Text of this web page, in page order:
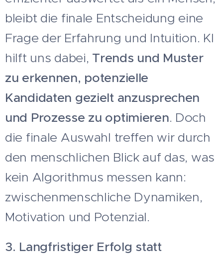
bleibt die finale Entscheidung eine
Frage der Erfahrung und Intuition. KI
hilft uns dabei, Trends und Muster
zu erkennen, potenzielle
Kandidaten gezielt anzusprechen
und Prozesse zu optimieren. Doch
die finale Auswahl treffen wir durch
den menschlichen Blick auf das, was
kein Algorithmus messen kann:
zwischenmenschliche Dynamiken,
Motivation und Potenzial.
3. Langfristiger Erfolg statt